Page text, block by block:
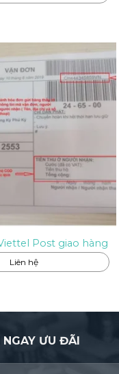
Post giao hàng
Liên hệ
ƯU ĐÃI